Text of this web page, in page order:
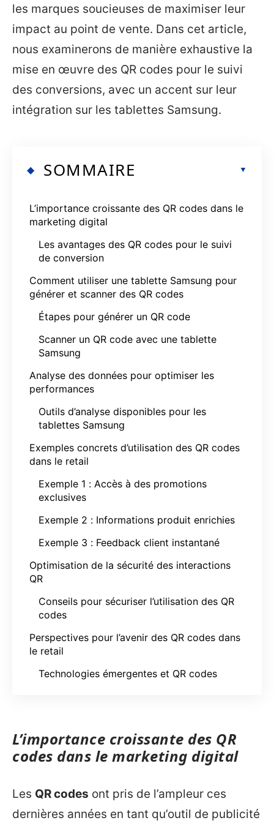
les marques soucieuses de maximiser leur
impact au point de vente. Dans cet article,
nous examinerons de manière exhaustive la
mise en œuvre des QR codes pour le suivi
des conversions, avec un accent sur leur
intégration sur les tablettes Samsung.
SOMMAIRE
L’importance croissante des QR codes dans le
marketing digital
Les avantages des QR codes pour le suivi
de conversion
Comment utiliser une tablette Samsung pour
générer et scanner des QR codes
Étapes pour générer un QR code
Scanner un QR code avec une tablette
Samsung
Analyse des données pour optimiser les
performances
Outils d’analyse disponibles pour les
tablettes Samsung
Exemples concrets d’utilisation des QR codes
dans le retail
Exemple 1 : Accès à des promotions
exclusives
Exemple 2 : Informations produit enrichies
Exemple 3 : Feedback client instantané
Optimisation de la sécurité des interactions
QR
Conseils pour sécuriser l’utilisation des QR
codes
Perspectives pour l’avenir des QR codes dans
le retail
Technologies émergentes et QR codes
L’importance croissante des QR
codes dans le marketing digital
Les QR codes ont pris de l’ampleur ces
dernières années en tant qu’outil de publicité